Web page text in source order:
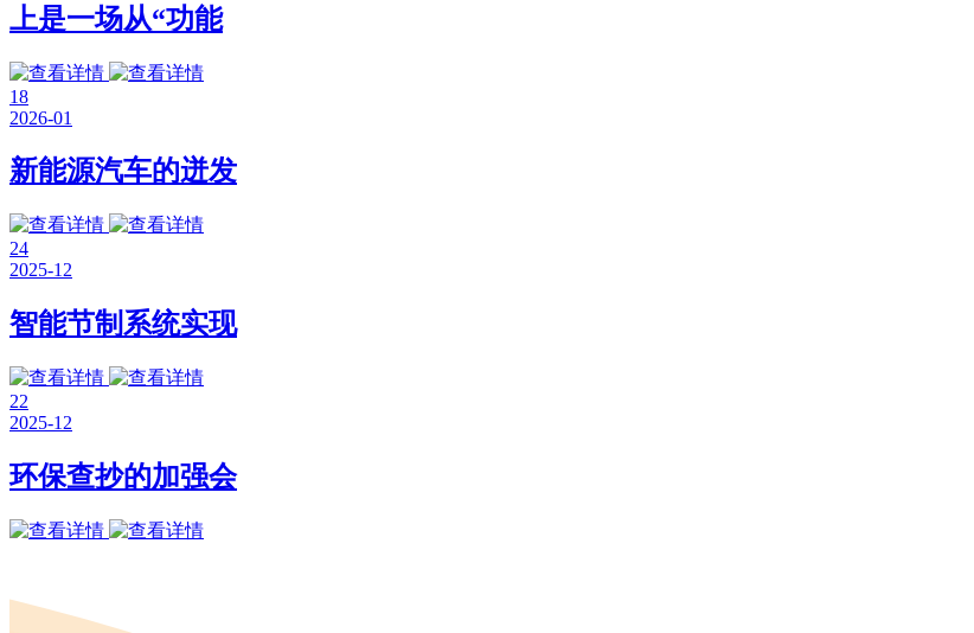
上是一场从“功能
18
2026-01
新能源汽车的迸发
24
2025-12
智能节制系统实现
22
2025-12
环保查抄的加强会